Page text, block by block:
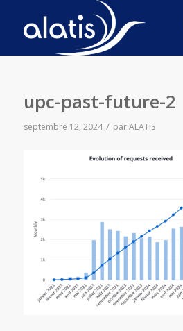
upc-past-future-2
septembre 12, 2024 / parALATIS